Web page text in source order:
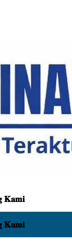
𝐊𝐚𝐦𝐢
𝐊𝐚𝐦𝐢